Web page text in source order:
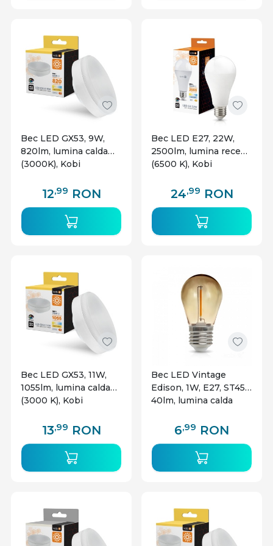
Bec LED GX53, 9W,
820lm, lumina calda
(3000K), Kobi
12,99 RON
Bec LED E27, 22W,
2500lm, lumina rece
(6500 K), Kobi
24,99 RON
Bec LED GX53, 11W,
1055lm, lumina calda
(3000 K), Kobi
13,99 RON
Bec LED Vintage
Edison, 1W, E27, ST45,
40lm, lumina calda
6,99 RON